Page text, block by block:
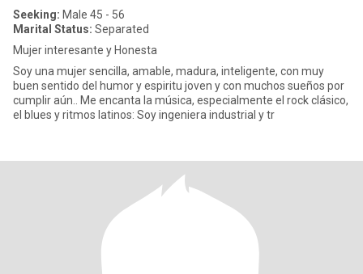
Seeking: Male 45 - 56
Marital Status: Separated
Mujer interesante y Honesta
Soy una mujer sencilla, amable, madura, inteligente, con muy
buen sentido del humor y espiritu joven y con muchos sueños por
cumplir aún.. Me encanta la música, especialmente el rock clásico,
el blues y ritmos latinos: Soy ingeniera industrial y tr